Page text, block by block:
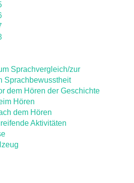
Sprachvergleich/zur
Sprachbewusstheit
dem Hören der Geschichte
Hören
dem Hören
Aktivitäten